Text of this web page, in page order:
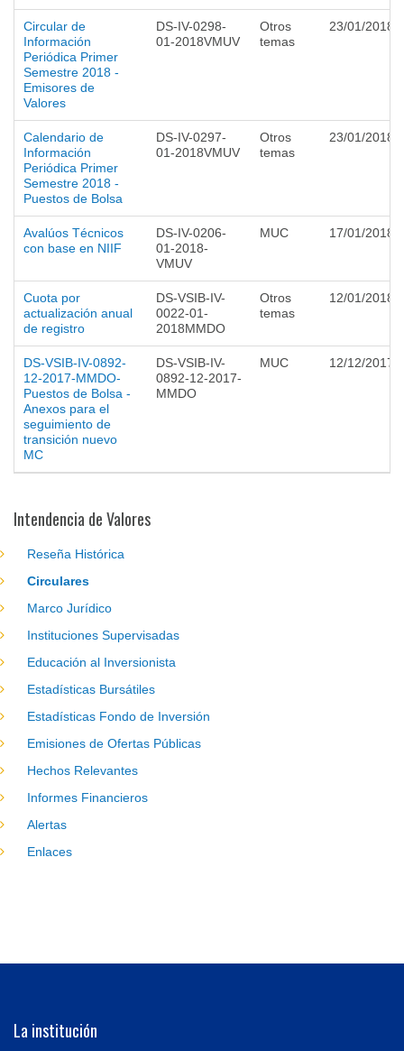
Circular de
Información
Periódica Primer
Semestre 2018 -
Emisores de
Valores
DS-IV-0298-
01-2018VMUV
Otros
temas
23/01/2018
Calendario de
Información
Periódica Primer
Semestre 2018 -
Puestos de Bolsa
DS-IV-0297-
01-2018VMUV
Otros
temas
23/01/2018
Avalúos Técnicos
con base en NIIF
DS-IV-0206-
01-2018-
VMUV
MUC 17/01/2018
Cuota por
actualización anual
de registro
DS-VSIB-IV-
0022-01-
2018MMDO
Otros
temas
12/01/2018
DS-VSIB-IV-0892-
12-2017-MMDO-
Puestos de Bolsa -
Anexos para el
seguimiento de
transición nuevo
MC
DS-VSIB-IV-
0892-12-2017-
MMDO
MUC 12/12/2017
Intendencia de Valores
Reseña Histórica
Circulares
Marco Jurídico
Instituciones Supervisadas
Educación al Inversionista
Estadísticas Bursátiles
Estadísticas Fondo de Inversión
Emisiones de Ofertas Públicas
Hechos Relevantes
Informes Financieros
Alertas
Enlaces
La institución